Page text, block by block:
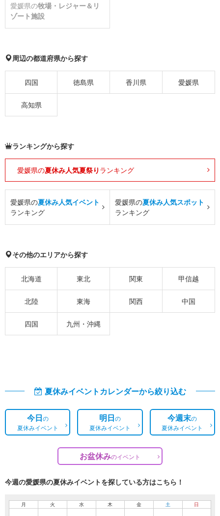
愛媛県の牧場・レジャー＆リ
ゾート施設
周辺の都道府県から探す
四国 徳島県 香川県 愛媛県
高知県
ランキングから探す
愛媛県の夏休み人気夏祭り ランキング
愛媛県の夏休み人気イベント
ランキング
愛媛県の夏休み人気スポット
ランキング
その他のエリアから探す
北海道 東北 関東 甲信越
北陸 東海 関西 中国
四国 九州・沖縄
夏休みイベントカレンダーから絞り込む
今日の
夏休みイベント
明日の
夏休みイベント
今週末の
夏休みイベント
お盆休みのイベント
今週の愛媛県の夏休みイベントを探している方はこちら！
月 火 水 木 金 土 日